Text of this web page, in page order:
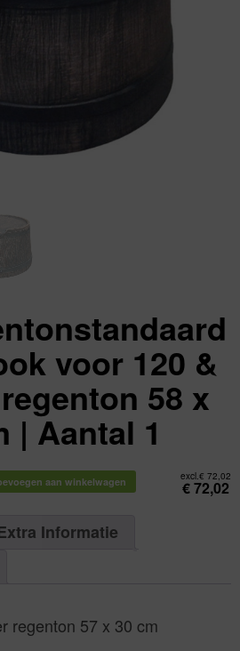
voor 120 &
58 x
| Aantal 1
excl.€ 72,02
€72,02
aan winkelwagen
Informatie
regenton 57 x 30 cm